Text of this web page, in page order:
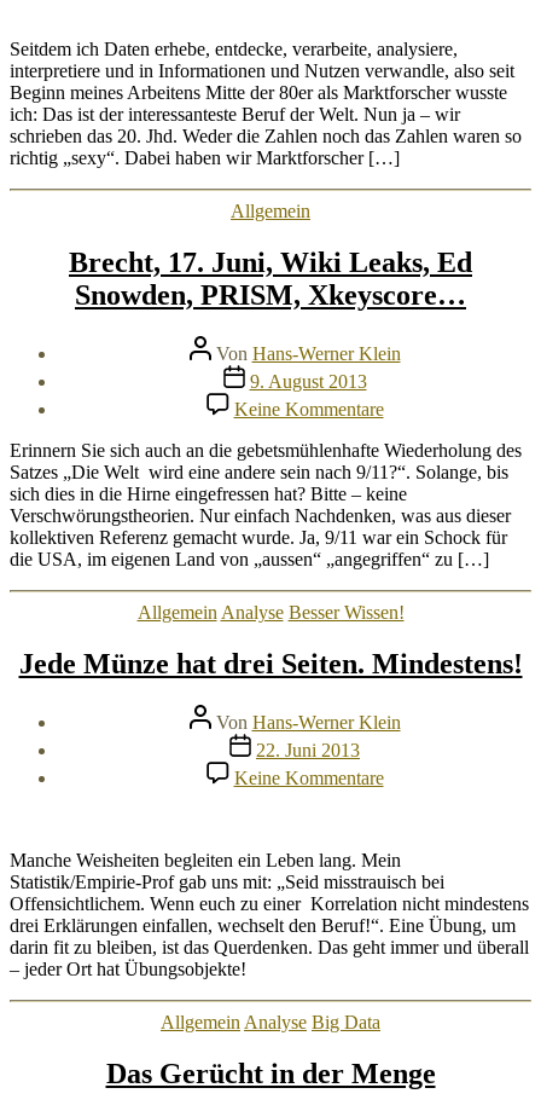
of
the
21rst
Century
Seitdem ich Daten erhebe, entdecke, verarbeite, analysiere,
interpretiere und in Informationen und Nutzen verwandle, also seit
Beginn meines Arbeitens Mitte der 80er als Marktforscher wusste
ich: Das ist der interessanteste Beruf der Welt. Nun ja – wir
schrieben das 20. Jhd. Weder die Zahlen noch das Zahlen waren so
richtig „sexy“. Dabei haben wir Marktforscher […]
Kategorien
Allgemein
Brecht, 17. Juni, Wiki Leaks, Ed
Snowden, PRISM, Xkeyscore…
Beitragsautor
Von Hans-Werner Klein
Veröffentlichungsdatum
9. August 2013
Keine Kommentarezu
Brecht,
17.
Juni,
Wiki
Leaks,
Ed
Snowden,
Xkeyscore…
Erinnern Sie sich auch an die gebetsmühlenhafte Wiederholung des
Satzes „Die Welt wird eine andere sein nach 9/11?“. Solange, bis
sich dies in die Hirne eingefressen hat? Bitte – keine
Verschwörungstheorien. Nur einfach Nachdenken, was aus dieser
kollektiven Referenz gemacht wurde. Ja, 9/11 war ein Schock für
die USA, im eigenen Land von „aussen“ „angegriffen“ zu […]
Kategorien
Allgemein Analyse Besser Wissen!
Jede Münze hat drei Seiten. Mindestens!
Beitragsautor
Von Hans-Werner Klein
Veröffentlichungsdatum
22. Juni 2013
Keine Kommentarezu
Jede
drei
Seiten.
Mindestens!
Manche Weisheiten begleiten ein Leben lang. Mein
Statistik/Empirie-Prof gab uns mit: „Seid misstrauisch bei
Offensichtlichem. Wenn euch zu einer Korrelation nicht mindestens
drei Erklärungen einfallen, wechselt den Beruf!“. Eine Übung, um
darin fit zu bleiben, ist das Querdenken. Das geht immer und überall
– jeder Ort hat Übungsobjekte!
Kategorien
Allgemein Analyse Big Data
Das Gerücht in der Menge